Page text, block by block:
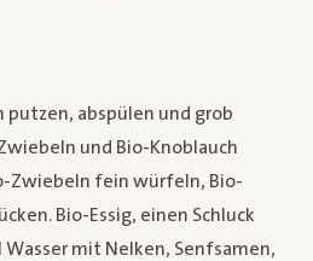
putzen, abspülen und grob
und Bio-Knoblauch
Zwiebeln fein würfeln, Bio-
Bio-Essig, einen Schluck
mit Nelken, Senfsamen,